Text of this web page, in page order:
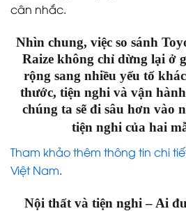
cân nhắc.
Nhìn chung, việc so sánh
Raize không chỉ dừng lại ở
rộng sang nhiều yếu tố
thước, tiện nghi và vận
chúng ta sẽ đi sâu hơn vào
tiện nghi của hai
Tham khảo thêm thông tin chi
Việt Nam.
Nội thất và tiện nghi – Ai